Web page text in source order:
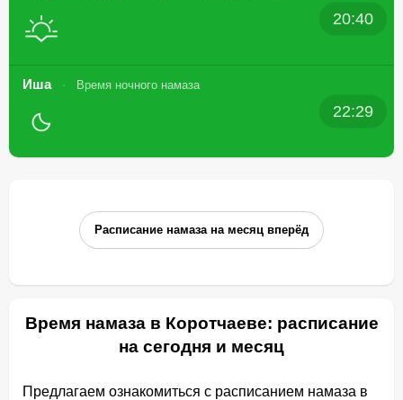
20:40
Иша Время ночного намаза
22:29
Расписание намаза на месяц вперёд
Время намаза в Коротчаеве: расписание
на сегодня и месяц
Предлагаем ознакомиться с расписанием намаза в